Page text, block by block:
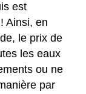
est
Ainsi, en
le prix de
les eaux
ou ne
par